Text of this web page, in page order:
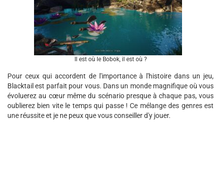
Il est où le Bobok, il est où ?
Pour ceux qui accordent de l'importance à l'histoire dans un jeu,
Blacktail est parfait pour vous. Dans un monde magnifique où vous
évoluerez au cœur même du scénario presque à chaque pas, vous
oublierez bien vite le temps qui passe ! Ce mélange des genres est
une réussite et je ne peux que vous conseiller d'y jouer.